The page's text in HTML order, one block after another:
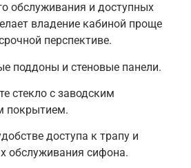
обслуживания и доступных
владение кабиной проще
перспективе.
поддоны и стеновые панели.
стекло с заводским
покрытием.
доступа к трапу и
обслуживания сифона.